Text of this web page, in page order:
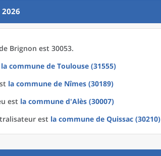
Brignon est 30053.
la commune de Toulouse (31555)
la commune de Nîmes (30189)
est la commune d'Alès (30007)
est la commune de Quissac (30210)